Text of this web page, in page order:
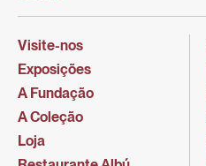
Visite-nos
Exposições
A Fundação
A Coleção
Loja